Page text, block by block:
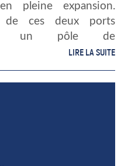
pleine expansion.
de ces deux ports
un pôle de
et de refonte de
ayant pris une
[…]
LIRE LA SUITE